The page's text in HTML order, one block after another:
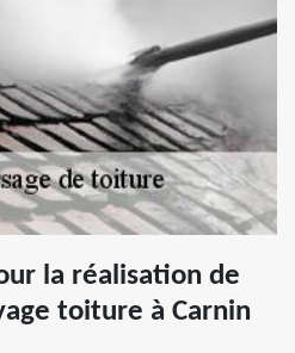
la réalisation de
toiture à Carnin